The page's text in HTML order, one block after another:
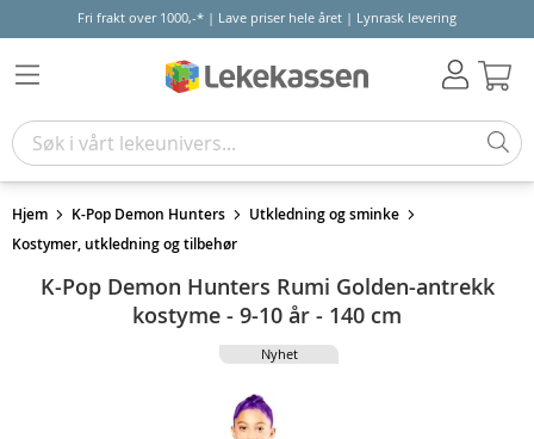
Fri frakt over 1000,-* | Lave priser hele året | Lynrask levering
Hjem K-Pop Demon Hunters
Utkledning og sminke
Kostymer, utkledning og tilbehør
K-Pop Demon Hunters Rumi Golden-antrekk
kostyme - 9-10 år - 140 cm
Nyhet